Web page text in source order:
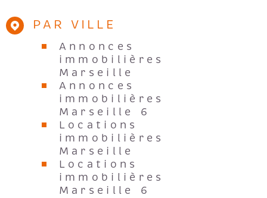
PAR VILLE
Annonces
immobilières
Marseille
Annonces
immobilières
Marseille 6
Locations
immobilières
Marseille
Locations
immobilières
Marseille 6